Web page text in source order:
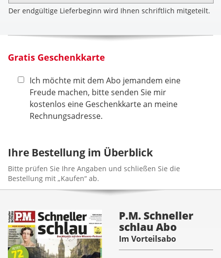
Der endgültige Lieferbeginn wird Ihnen schriftlich mitgeteilt.
Gratis Geschenkkarte
Ich möchte mit dem Abo jemandem eine
Freude machen, bitte senden Sie mir
kostenlos eine Geschenkkarte an meine
Rechnungsadresse.
Ihre Bestellung im Überblick
Bitte prüfen Sie Ihre Angaben und schließen Sie die
Bestellung mit „Kaufen“ ab.
P.M. Schneller
schlau Abo
Im Vorteilsabo